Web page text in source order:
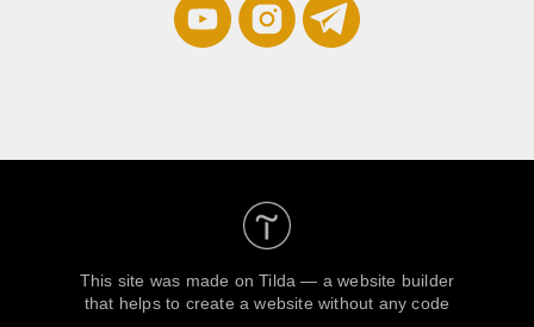
This site was made onTilda — a website builder
that helps to create a website without any code